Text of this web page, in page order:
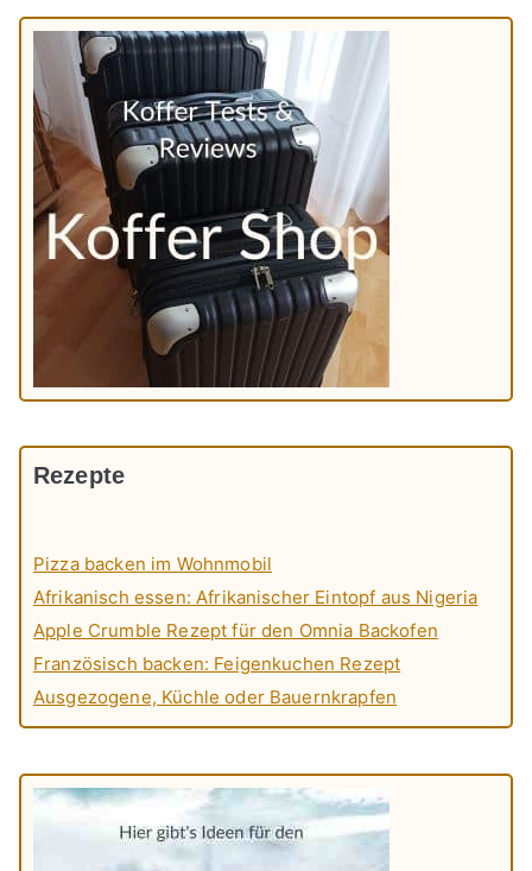
Rezepte
Pizza backen im Wohnmobil
Afrikanisch essen: Afrikanischer Eintopf aus Nigeria
Apple Crumble Rezept für den Omnia Backofen
Französisch backen: Feigenkuchen Rezept
Ausgezogene, Küchle oder Bauernkrapfen